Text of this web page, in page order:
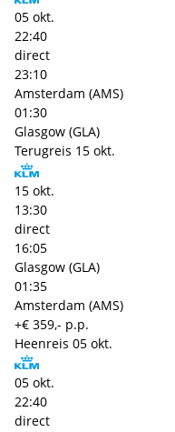
05 okt.
22:40
direct
23:10
Amsterdam (AMS)
01:30
Glasgow (GLA)
Terugreis 15 okt.
15 okt.
13:30
direct
16:05
Glasgow (GLA)
01:35
Amsterdam (AMS)
+€ 359,- p.p.
Heenreis 05 okt.
05 okt.
22:40
direct